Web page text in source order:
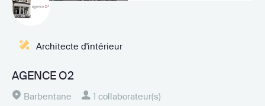
Architecte d'intérieur
AGENCE O2
Barbentane 1 collaborateur(s)